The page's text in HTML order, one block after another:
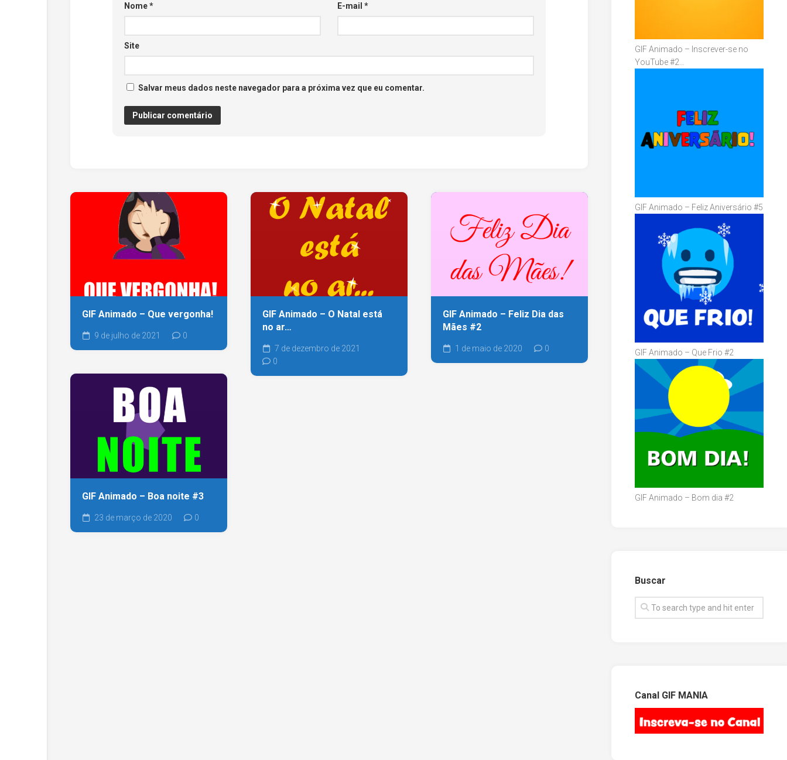
Nome* E-mail *
Site
Salvar meus dados neste navegador para a próxima vez que eu comentar.
GIF Animado – Que vergonha!
9 de julho de 2021 0
GIF Animado – O Natal está
no ar…
7 de dezembro de 2021
0
GIF Animado – Feliz Dia das
Mães #2
1 de maio de 2020 0
GIF Animado – Boa noite #3
23 de março de 2020 0
GIF Animado – Inscrever-se no
YouTube #2…
GIF Animado – Feliz Aniversário #5
GIF Animado – Que Frio #2
GIF Animado – Bom dia #2
Buscar
Canal GIF MANIA